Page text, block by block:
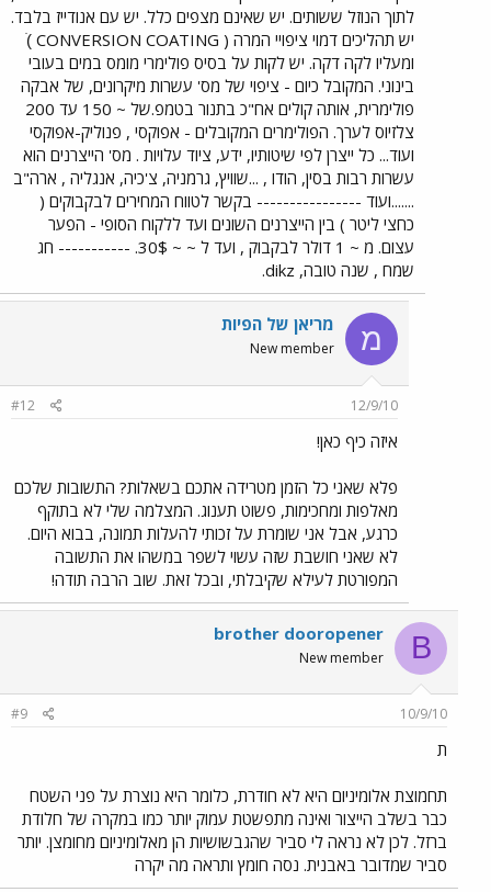
לתוך הנוזל ששותים. יש שאינם מצפים כלל. יש עם אנודייז בלבד.
יש תהליכים דמוי ציפויי המרה ( CONVERSION COATING )ׂ
ומעליו לקה דקה. יש לקות על בסיס פולימרי מומס במים בעובי
בינוני. המקובל כיום - ציפוי של מס' עשרות מיקרונים, של אבקה
פולימרית, אותה קולים אח"כ בתנור בטמפ.של ~ 150 עד 200
צלזיוס לערך. הפולימרים המקובלים - אפוקסי , פנוליק-אפוקסי
ועוד... כל ייצרן לפי שיטותיו, ידע, ציוד עלויות . מס' הייצרנים הוא
עשרות רבות בסין, הודו , ...שוויץ, גרמניה, צ'כיה, אנגליה , ארה"ב
.......ועוד ---------------- בקשר לטווח המחירים לבקבוקים (
כחצי ליטר ) בין הייצרנים השונים ועד ללקוח הסופי - הפער
עצום. מ ~ 1 דולר לבקבוק , ועד ל ~ ~ 30$. ----------- חג
שמח , שנה טובה, dikz.
מ מריאן של הפיות
New member
12/9/10
#12
איזה כיף כאן!
פלא שאני כל הזמן מטרידה אתכם בשאלות? התשובות שלכם
מאלפות ומחכימות, פשוט תענוג. המצלמה שלי לא בתוקף
כרגע, אבל אני שומרת על זכותי להעלות תמונה, בבוא היום.
לא שאני חושבת שזה עשוי לשפר במשהו את התשובה
המפורטת לעילא שקיבלתי, ובכל זאת. שוב הרבה תודה!
B
brother dooropener
New member
10/9/10
#9
ת
תחמוצת אלומיניום היא לא חודרת, כלומר היא נוצרת על פני השטח
כבר בשלב הייצור ואינה מתפשטת עמוק יותר כמו במקרה של חלודת
ברזל. לכן לא נראה לי סביר שהגבשושיות הן מאלומיניום מחומצן. יותר
סביר שמדובר באבנית. נסה חומץ ותראה מה יקרה